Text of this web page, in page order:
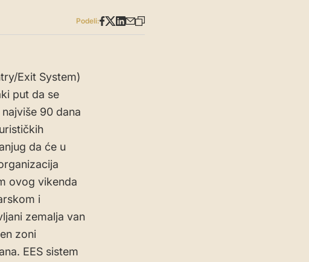
Podeli:
Exit System)
put da se
90 dana
da će u
ovog vikenda
i
zemalja van
zoni
EES sistem